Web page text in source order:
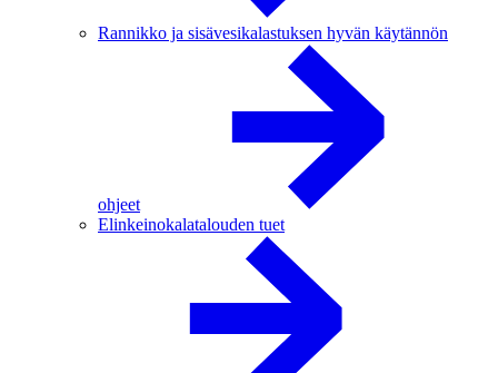
Rannikko ja sisävesikalastuksen hyvän käytännön
ohjeet
Elinkeinokalatalouden tuet